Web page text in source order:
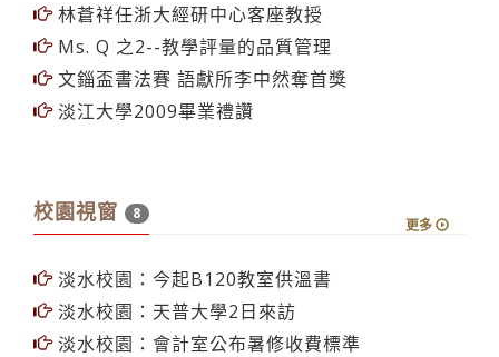
林蒼祥任浙大經研中心客座教授
Ms. Q 之2--教學評量的品質管理
文錙盃書法賽 語獻所李中然奪首獎
淡江大學2009畢業禮讚
校園視窗 8
更多
淡水校園：今起B120教室供溫書
淡水校園：天普大學2日來訪
淡水校園：會計室公布暑修收費標準